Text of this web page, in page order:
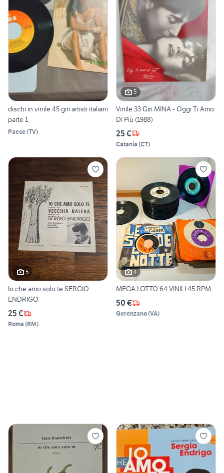
dischi in vinile 45 giri artisti italiani
parte 1
Paese(TV)
5
Vinile 33 Giri MINA - Oggi Ti Amo
Di Più (1988)
25 €
Catania (CT)
5
Io che amo solo te SERGIO
ENDRIGO
25 €
Roma (RM)
4
MEGA LOTTO 64 VINILI 45 RPM
50 €
Gerenzano(VA)